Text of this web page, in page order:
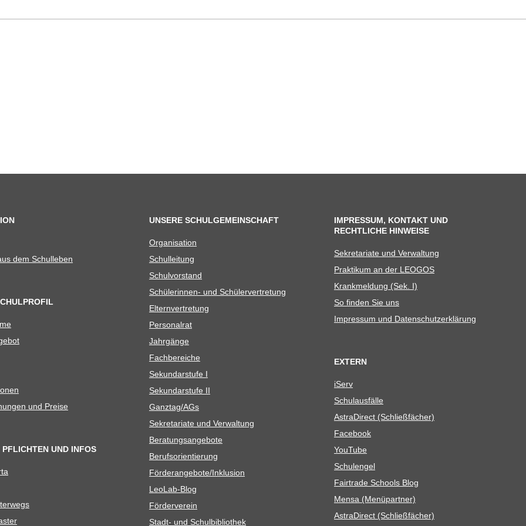
dem Schulleben
und Preise
PFLICHTEN UND INFOS
UNSERE SCHULGEMEINSCHAFT
Orga­ni­sa­tion
Schul­lei­tung
Schul­vor­stand
Schü­le­rin­nen- und Schülervertretung
Eltern­ver­tre­tung
Per­so­nal­rat
Jahr­gänge
Fach­be­rei­che
Sekun­dar­stufe I
Sekun­dar­stufe II
Ganztag/​​AGs
Sekre­ta­riate und Verwaltung
Bera­tungs­an­ge­bote
Berufs­ori­en­tie­rung
Förderangebote/​​Inklusion
Leo­Lab-Blog
För­der­ver­ein
Stadt- und Schulbibliothek
IMPRESSUM, KONTAKT UND
RECHTLICHE HINWEISE
Sekre­ta­riate und Verwaltung
Prak­ti­kum an der LEOGOS
Krank­mel­dung (Sek. I)
So fin­den Sie uns
Impres­sum und Datenschutzerklärung
EXTERN
iServ
Schul­aus­fälle
Astra­Di­rect (Schließ­fä­cher)
Face­book
You­Tube
Schul­en­gel
Fair­trade Schools Blog
Mensa (Menü­part­ner)
Astra­Di­rect (Schließ­fä­cher)